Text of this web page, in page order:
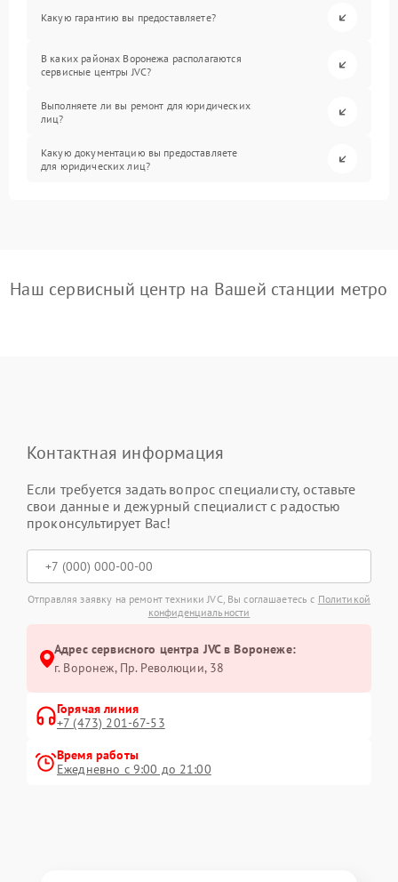
Какую гарантию вы предоставляете?
В каких районах Воронежа располагаются
сервисные центры JVC?
Выполняете ли вы ремонт для юридических
лиц?
Какую документацию вы предоставляете
для юридических лиц?
Наш сервисный центр на Вашей станции метро
Контактная информация
Если требуется задать вопрос специалисту, оставьте
свои данные и дежурный специалист с радостью
проконсультирует Вас!
Отправляя заявку на ремонт техники JVC, Вы соглашаетесь с Политикой
конфиденциальности
Адрес сервисного центра JVC в Воронеже:
г. Воронеж, Пр. Революции, 38
Горячая линия
+7 (473) 201-67-53
Время работы
Ежедневно с 9:00 до 21:00